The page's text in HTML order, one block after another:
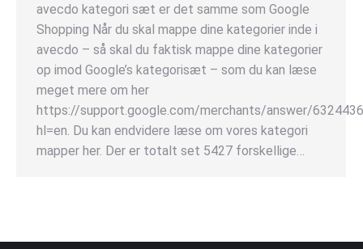
avecdo kategori sæt er det samme som Google
Shopping Når du skal mappe dine kategorier inde i
avecdo – så skal du faktisk mappe dine kategorier
op imod Google’s kategorisæt – som du kan læse
meget mere om her
https://support.google.com/merchants/answer/
hl=en. Du kan endvidere læse om vores kategori
mapper her. Der er totalt set 5427 forskellige…